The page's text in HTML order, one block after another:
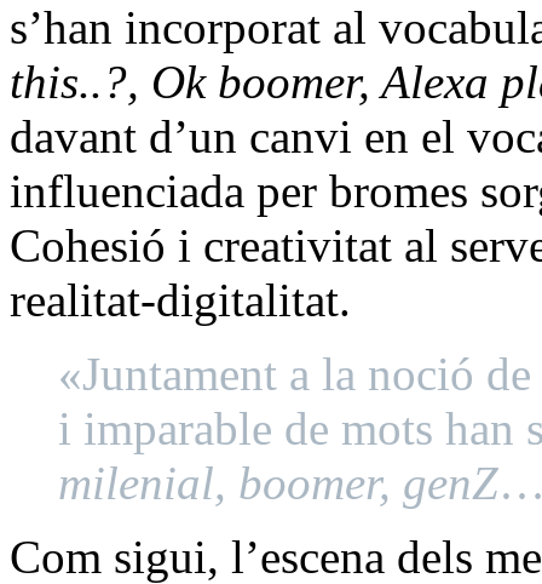
s’han incorporat al
this..?, Ok boomer, Alexa
davant d’un canvi en el
influenciada per bromes
Cohesió i creativitat al
realitat-digitalitat.
«Juntament a la noció
i imparable de mots
milenial, boomer, genZ
Com sigui, l’escena dels